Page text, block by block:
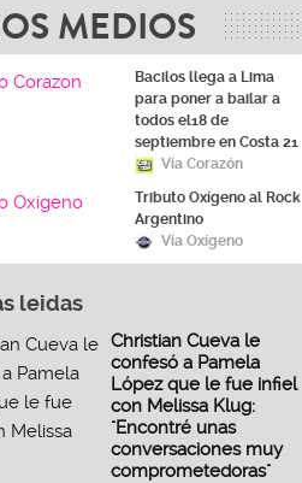
MEDIOS
Bacilos llega a Lima
para poner a bailar a
todos el18 de
septiembre en Costa 21
Vía Corazón
Tributo Oxígeno al Rock
Argentino
Vía Oxígeno
leidas
Christian Cueva le
confesó a Pamela
López que le fue infiel
con Melissa Klug:
"Encontré unas
conversaciones muy
comprometedoras"